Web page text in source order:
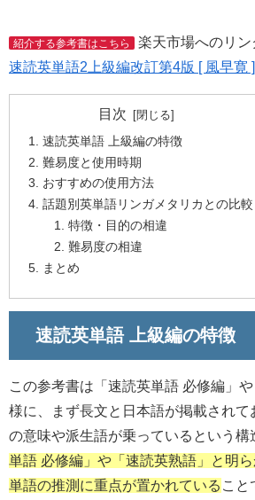
紹介する参考書はこちら
楽天市場へのリン
速読英単語2上級編改訂第4版 [ 風早寛 ]
目次
速読英単語 上級編の特徴
難易度と使用時期
おすすめの使用方法
話題別英単語リンガメタリカとの比較
特徴・目的の相違
難易度の相違
まとめ
速読英単語 上級編の特徴
この参考書は「速読英単語 必修編」
様に、まず長文と日本語が掲載されて
の意味や派生語が乗っているという構
単語 必修編」や「速読英熟語」と明ら
単語の推測に重点が置かれている こと